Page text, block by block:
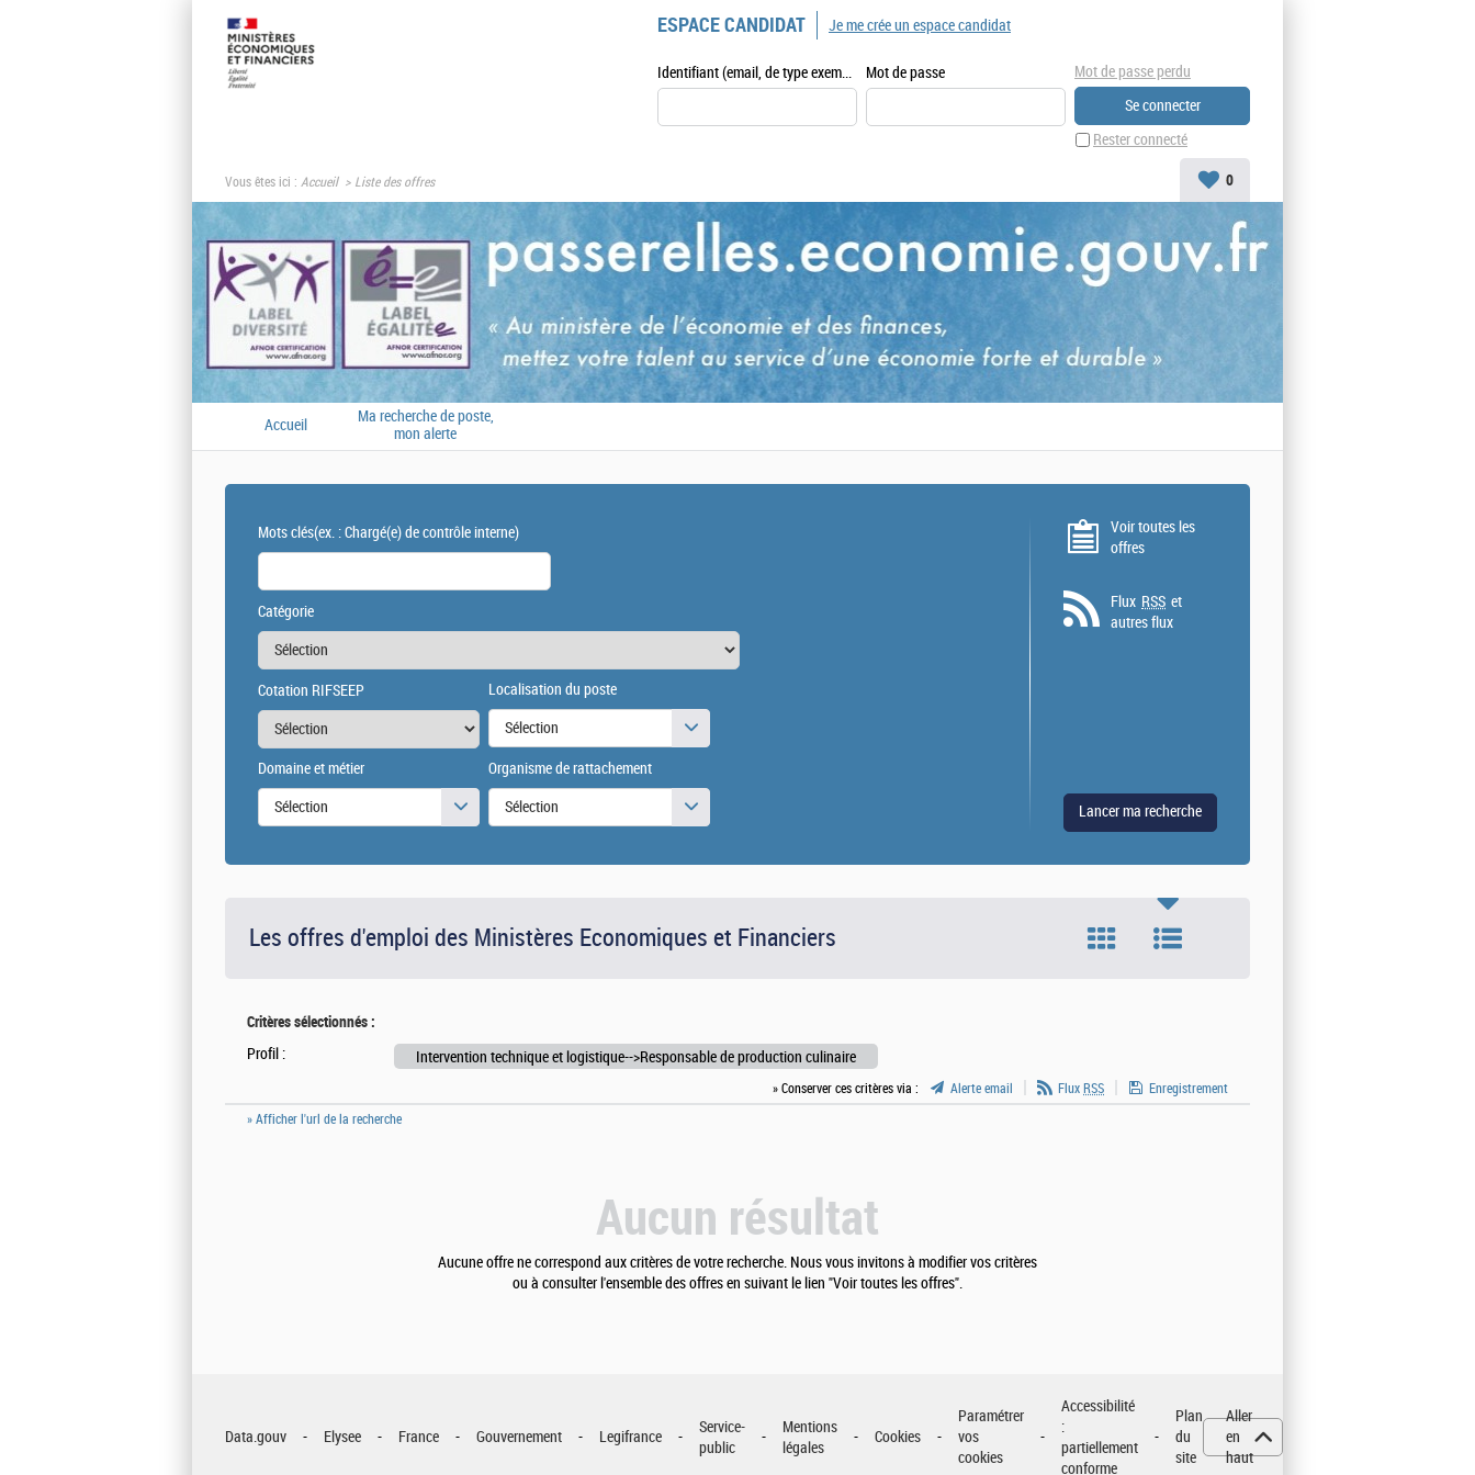
ESPACE CANDIDAT
Identifiant (email, de type exemple@exemple.fr) Mot de passe
Rester connecté
Mot de passe perdu
Je me crée un espace candidat
Vous êtes ici : Accueil Liste des offres 0
Accueil
Ma recherche de poste,
mon alerte
Mots clés(ex. : Chargé(e) de contrôle interne)
Catégorie
Cotation RIFSEEP Localisation du poste
Sélection
Domaine et métier
Sélection
Organisme de rattachement
Sélection
Voir toutes les
offres
Flux RSS et
autres flux
Les offres d'emploi des Ministères Economiques et Financiers
Critères sélectionnés :
Profil : Intervention technique et logistique-->Responsable de production culinaire
» Conserver ces critères via : Alerte email Flux RSS
Enregistrement
» Afficher l'url de la recherche
Aucun résultat
Aucune offre ne correspond aux critères de votre recherche. Nous vous invitons à modifier vos critères
ou à consulter l'ensemble des offres en suivant le lien "Voir toutes les offres".
Data.gouv Elysee France Gouvernement Legifrance
Service-
public
Mentions
légales
Cookies
Paramétrer
vos
cookies
Accessibilité
:
partiellement
conforme
Plan
du
site
Aller
en
haut